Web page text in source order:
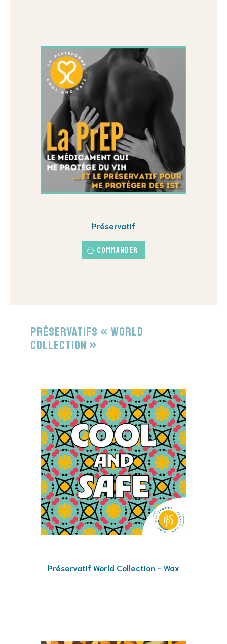
Préservatif
Commander
Préservatifs « World
Collection »
Préservatif World Collection - Wax